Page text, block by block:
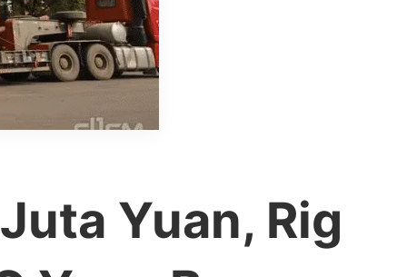
Yuan, Rig